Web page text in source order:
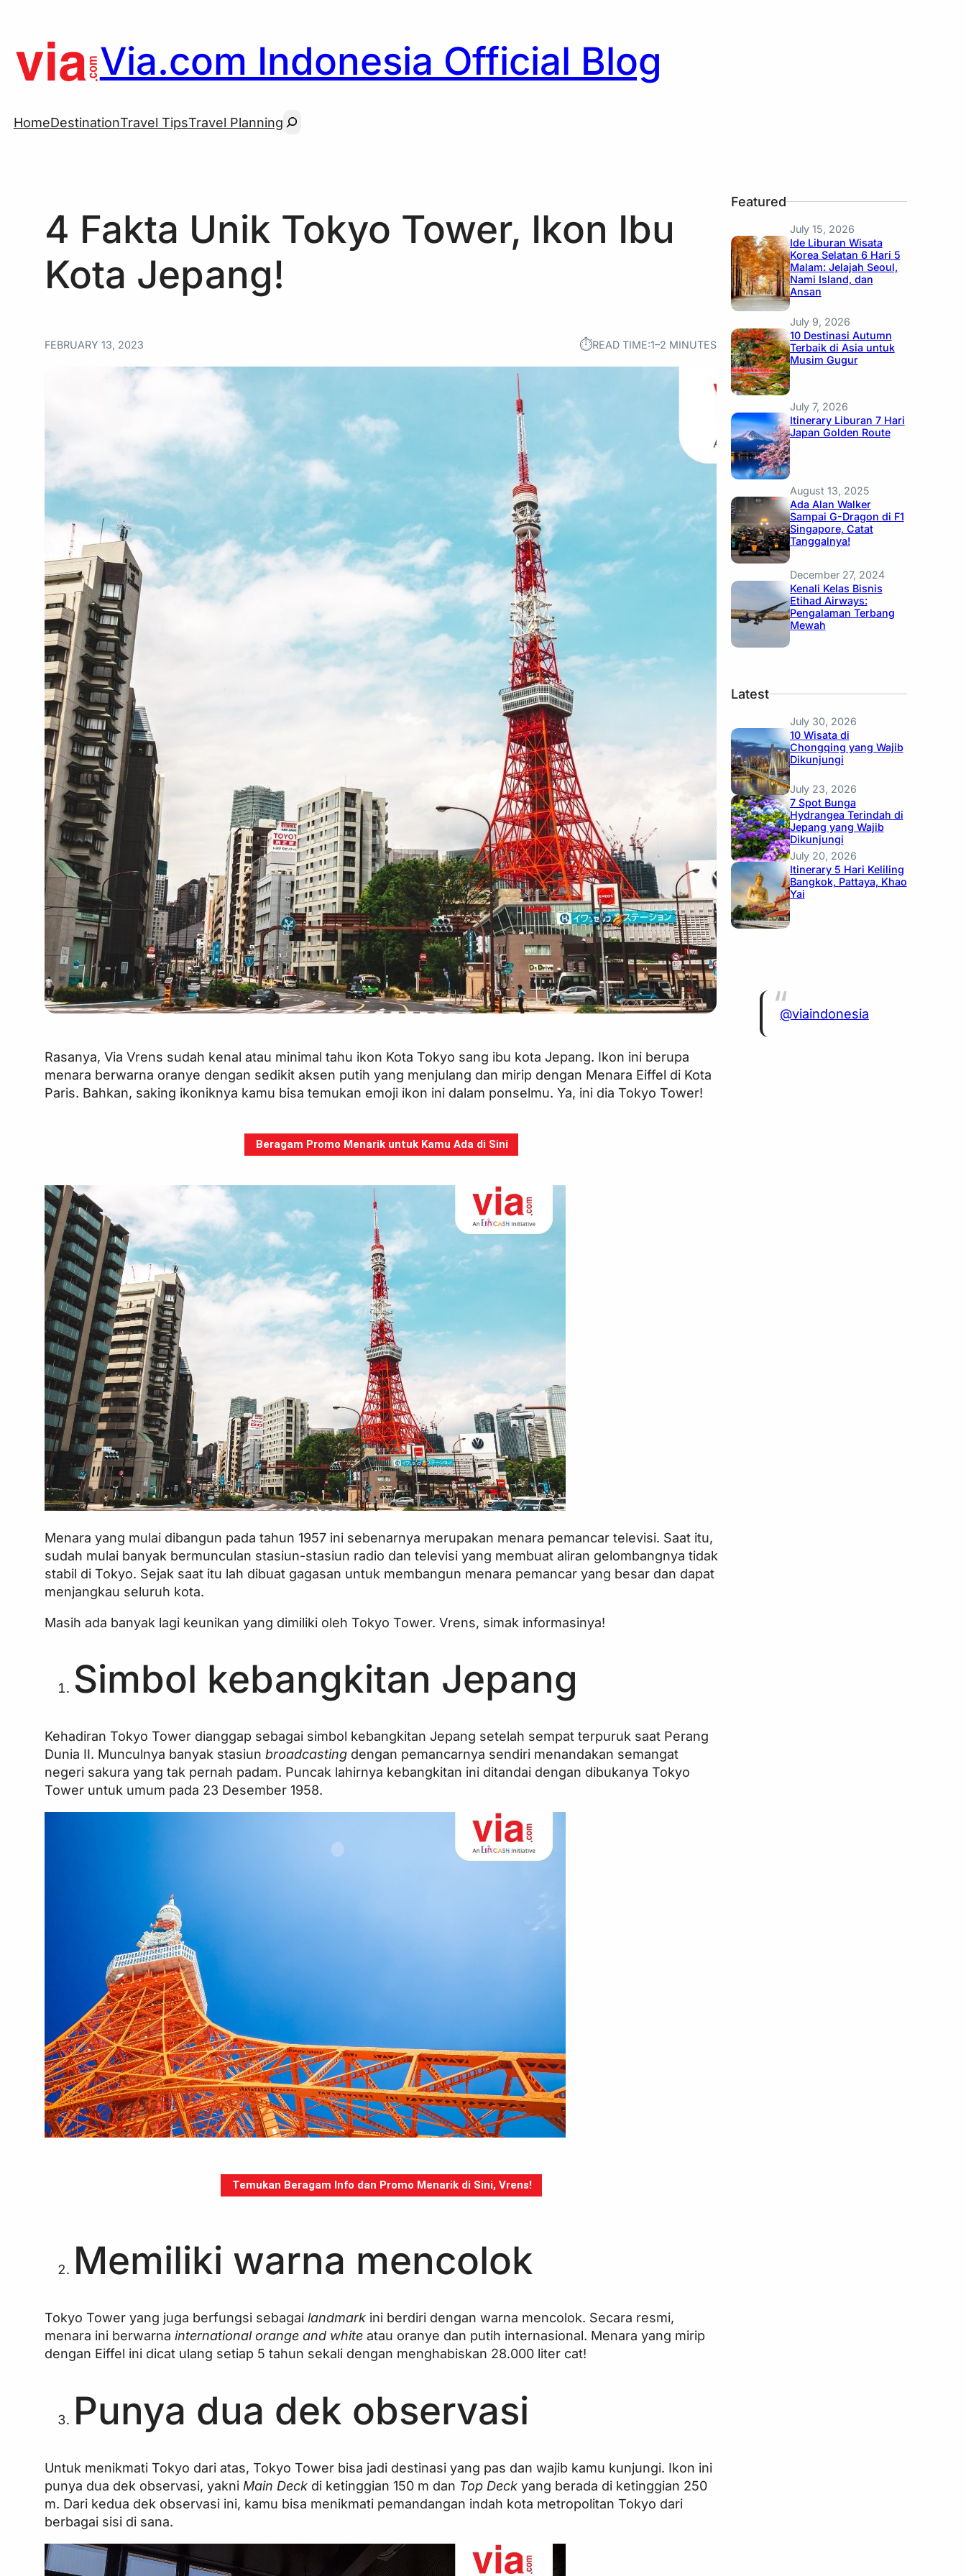
content
Via.com Indonesia Official Blog
HomeDestinationTravel TipsTravel PlanningSearch
4 Fakta Unik Tokyo Tower, Ikon Ibu
Kota Jepang!
FEBRUARY 13, 2023 ⏱︎READ TIME:1–2 MINUTES
Rasanya, Via Vrens sudah kenal atau minimal tahu ikon Kota Tokyo sang ibu kota Jepang. Ikon ini berupa
menara berwarna oranye dengan sedikit aksen putih yang menjulang dan mirip dengan Menara Eiffel di Kota
Paris. Bahkan, saking ikoniknya kamu bisa temukan emoji ikon ini dalam ponselmu. Ya, ini dia Tokyo Tower!
Beragam Promo Menarik untuk Kamu Ada di Sini
Menara yang mulai dibangun pada tahun 1957 ini sebenarnya merupakan menara pemancar televisi. Saat itu,
sudah mulai banyak bermunculan stasiun-stasiun radio dan televisi yang membuat aliran gelombangnya tidak
stabil di Tokyo. Sejak saat itu lah dibuat gagasan untuk membangun menara pemancar yang besar dan dapat
menjangkau seluruh kota.
Masih ada banyak lagi keunikan yang dimiliki oleh Tokyo Tower. Vrens, simak informasinya!
Simbol kebangkitan Jepang
Kehadiran Tokyo Tower dianggap sebagai simbol kebangkitan Jepang setelah sempat terpuruk saat Perang
Dunia II. Munculnya banyak stasiunbroadcasting dengan pemancarnya sendiri menandakan semangat
negeri sakura yang tak pernah padam. Puncak lahirnya kebangkitan ini ditandai dengan dibukanya Tokyo
Tower untuk umum pada 23 Desember 1958.
Temukan Beragam Info dan Promo Menarik di Sini, Vrens!
Memiliki warna mencolok
Tokyo Tower yang juga berfungsi sebagailandmark ini berdiri dengan warna mencolok. Secara resmi,
menara ini berwarnainternational orange and whiteatau oranye dan putih internasional. Menara yang mirip
dengan Eiffel ini dicat ulang setiap 5 tahun sekali dengan menghabiskan 28.000 liter cat!
Punya dua dek observasi
Untuk menikmati Tokyo dari atas, Tokyo Tower bisa jadi destinasi yang pas dan wajib kamu kunjungi. Ikon ini
punya dua dek observasi, yakni Main Deck di ketinggian 150 m dan Top Deckyang berada di ketinggian 250
m. Dari kedua dek observasi ini, kamu bisa menikmati pemandangan indah kota metropolitan Tokyo dari
berbagai sisi di sana.
Featured
July 15, 2026
Ide Liburan Wisata
Korea Selatan 6 Hari 5
Malam: Jelajah Seoul,
Nami Island, dan
Ansan
July 9, 2026
10 Destinasi Autumn
Terbaik di Asia untuk
Musim Gugur
July 7, 2026
Itinerary Liburan 7 Hari
Japan Golden Route
August 13, 2025
Ada Alan Walker
Sampai G-Dragon di F1
Singapore, Catat
Tanggalnya!
December 27, 2024
Kenali Kelas Bisnis
Etihad Airways:
Pengalaman Terbang
Mewah
Latest
July 30, 2026
10 Wisata di
Chongqing yang Wajib
Dikunjungi
July 23, 2026
7 Spot Bunga
Hydrangea Terindah di
Jepang yang Wajib
Dikunjungi
July 20, 2026
Itinerary 5 Hari Keliling
Bangkok, Pattaya, Khao
Yai
@viaindonesia